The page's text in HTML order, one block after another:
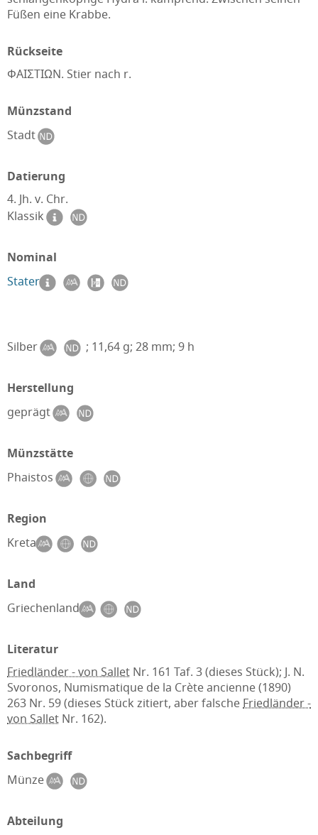
Füßen eine Krabbe.
Rückseite
ΦAIΣTIΩN. Stier nach r.
Münzstand
Stadt
Datierung
4. Jh. v. Chr.
Klassik
Nominal
Stater
Silber ; 11,64 g; 28 mm; 9 h
Herstellung
geprägt
Münzstätte
Phaistos
Region
Kreta
Land
Griechenland
Literatur
Friedländer - von Sallet Nr. 161 Taf. 3 (dieses Stück); J. N.
Svoronos, Numismatique de la Crète ancienne (1890)
263 Nr. 59 (dieses Stück zitiert, aber falsche Friedländer -
von Sallet Nr. 162).
Sachbegriff
Münze
Abteilung